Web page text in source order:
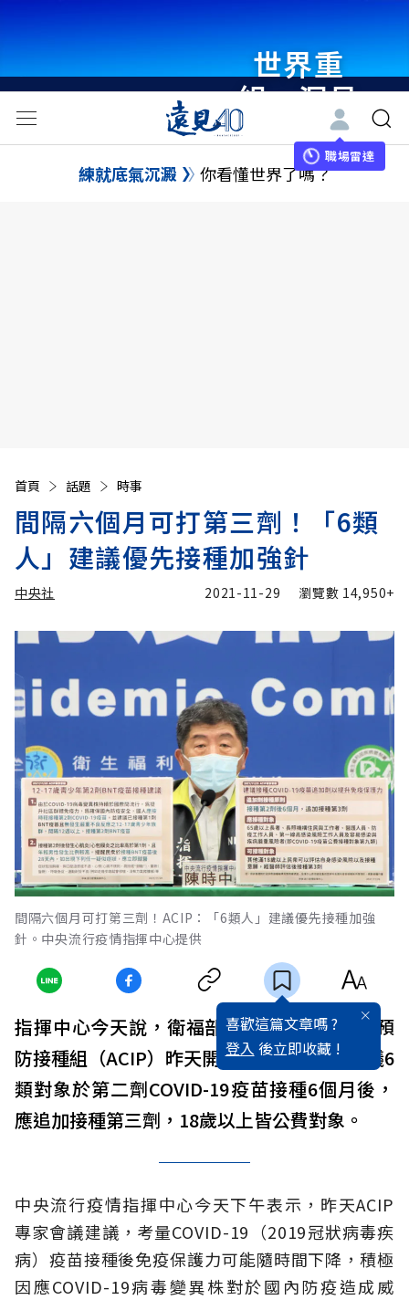
世界重
組・洞見
未來 與
世界領袖
職場雷達
練就底氣沉澱 你看懂世界了嗎？
首頁 話題 時事
間隔六個月可打第三劑！「6類
人」建議優先接種加強針
中央社 2021-11-29 瀏覽數 14,950+
間隔六個月可打第三劑！ACIP：「6類人」建議優先接種加強
針。中央流行疫情指揮中心提供
喜歡這篇文章嗎 ?
登入 後立即收藏 !
指揮中心今天說，衛福部傳染病防治諮詢會預
防接種組（ACIP）昨天開會討論達共識，建議6
類對象於第二劑COVID-19疫苗接種6個月後，
應追加接種第三劑，18歲以上皆公費對象。
中央流行疫情指揮中心今天下午表示，昨天ACIP
專家會議建議，考量COVID-19（2019冠狀病毒疾
病）疫苗接種後免疫保護力可能隨時間下降，積極
因應COVID-19病毒變異株對於國內防疫造成威